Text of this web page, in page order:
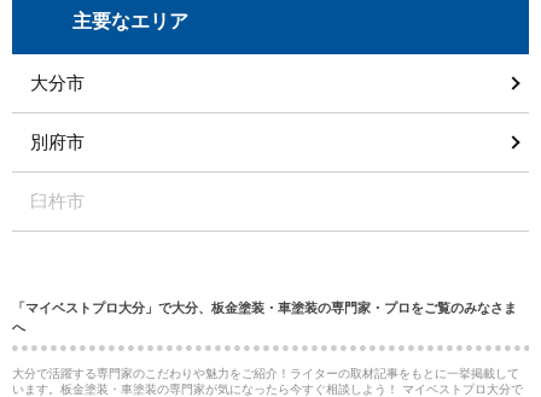
主要なエリア
大分市
別府市
臼杵市
「マイベストプロ大分」で大分、板金塗装・車塗装の専門家・プロをご覧のみなさま
へ
大分で活躍する専門家のこだわりや魅力をご紹介！ライターの取材記事をもとに一挙掲載して
います。板金塗装・車塗装の専門家が気になったら今すぐ相談しよう！ マイベストプロ大分で